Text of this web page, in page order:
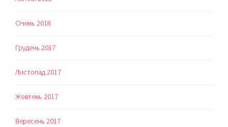
Січень 2018
Грудень 2017
Листопад 2017
Жовтень 2017
Вересень 2017